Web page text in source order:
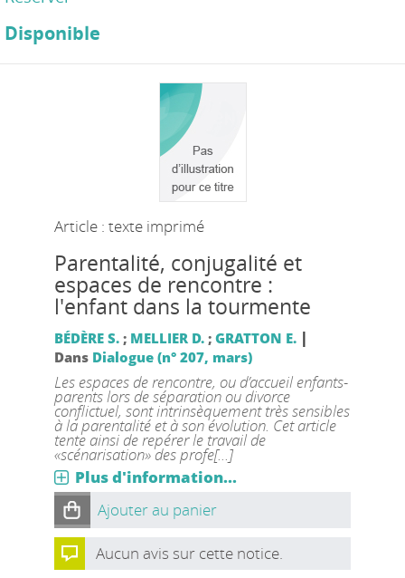
Disponible
Article : texte imprimé
Parentalité, conjugalité et
espaces de rencontre :
l'enfant dans la tourmente
BÉDÈRE S.; MELLIER D.; GRATTON E. |
Dans Dialogue (n° 207, mars)
Les espaces de rencontre, ou d’accueil enfants-
parents lors de séparation ou divorce
conflictuel, sont intrinsèquement très sensibles
à la parentalité et à son évolution. Cet article
tente ainsi de repérer le travail de
«scénarisation» des profe[...]
Plus d'information...
Ajouter au panier
Aucun avis sur cette notice.